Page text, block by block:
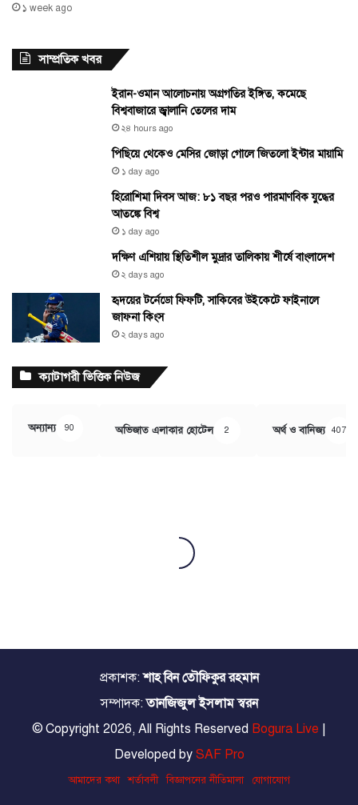
১ week ago
সাম্প্রতিক খবর
ইরান-ওমান আলোচনায় অগ্রগতির ইঙ্গিত, কমেছে
বিশ্ববাজারে জ্বালানি তেলের দাম
২৪ hours ago
পিছিয়ে থেকেও মেসির জোড়া গোলে জিতলো ইন্টার মায়ামি
১ day ago
হিরোশিমা দিবস আজ: ৮১ বছর পরও পারমাণবিক যুদ্ধের
আতঙ্কে বিশ্ব
১ day ago
দক্ষিণ এশিয়ায় স্থিতিশীল মুদ্রার তালিকায় শীর্ষে বাংলাদেশ
২ days ago
হৃদয়ের টর্নেডো ফিফটি, সাকিবের উইকেটে ফাইনালে
জাফনা কিংস
২ days ago
ক্যাটাগরী ভিত্তিক নিউজ
অন্যান্য 90 অভিজাত এলাকার হোটেল 2 অর্থ ও বানিজ্য 407
প্রকাশক:শাহ বিন তৌফিকুর রহমান
সম্পাদক:তানজিজুল ইসলাম স্বরন
© Copyright 2026, All Rights Reserved Bogura Live
Developed by SAF Pro
আমাদের কথা শর্তাবলী বিজ্ঞাপনের নীতিমালা যোগাযোগ